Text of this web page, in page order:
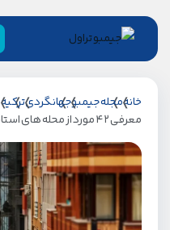
خانهمجله جیمبوجهانگردیترکیه
معرفی 42 مورد از محله های استانبول در بخش اروپایی و آسیایی